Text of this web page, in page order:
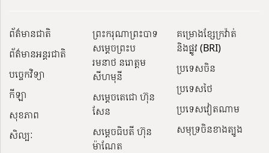
ព័ត៌មានជាតិ
ព័ត៌មានអន្តរជាតិ
បច្ចេកវិទ្យា
កីឡា
សុខភាព
សិល្បៈ
ព្រះករុណាព្រះបាទ
សម្តេចព្រះប
រមនាថ នរោត្តម
សីហមុនី
សម្តេចតេជោ ហ៊ុន
សែន
សម្ដេចធិបតី ហ៊ុន
ម៉ាណែត
គម្រោងខ្សែក្រវ៉ាត់
និងផ្លូវ (BRI)
ប្រទេសចិន
ប្រទេសថៃ
ប្រទេសវៀតណាម
សមុទ្រចិនខាងត្បូង